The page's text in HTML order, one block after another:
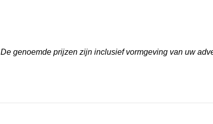
De genoemde prijzen zijn inclusief vormgeving van uw